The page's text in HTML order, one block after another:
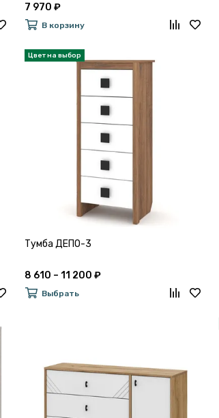
7 970 ₽
В корзину
Тумба ДЕПО-3
8 610 – 11 200 ₽
Выбрать